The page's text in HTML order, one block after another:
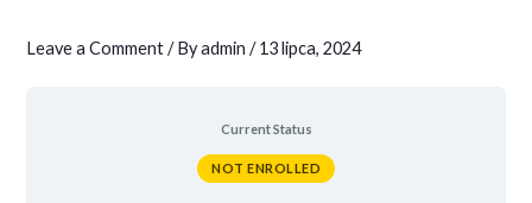
Leave a Comment / Byadmin/13 lipca, 2024
Current Status
NOT ENROLLED